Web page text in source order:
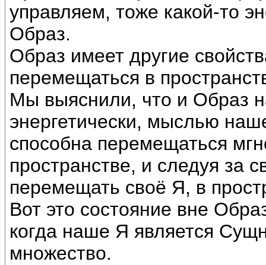
управляем, тоже какой-то
Образ.
Образ имеет другие
перемещаться в
Мы выяснили, что и Образ
энергетически, мыслью
способна перемещаться
пространстве, и следуя за
перемещать своё Я, в
Вот это состояние вне
когда наше Я является
множество.